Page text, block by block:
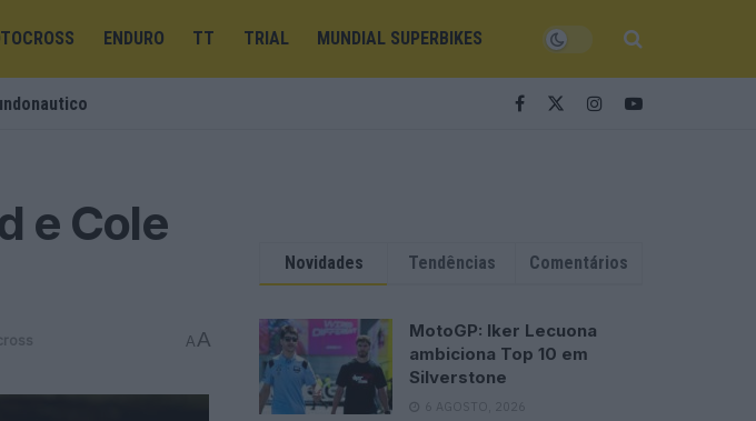
ENDURO TT TRIAL MUNDIAL SUPERBIKES
e Cole
AA
Novidades Tendências Comentários
MotoGP: Iker Lecuona
ambiciona Top 10 em
Silverstone
6 AGOSTO, 2026